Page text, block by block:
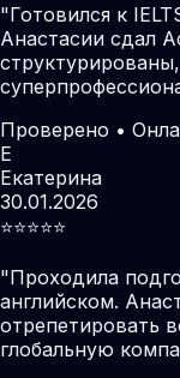
"Готовился к
Анастасии сдал
Проверено •
Е
Екатерина
30.01.2026
⭐️⭐️⭐️⭐️⭐️
"Проходила
английском.
отрепетировать
глобальную